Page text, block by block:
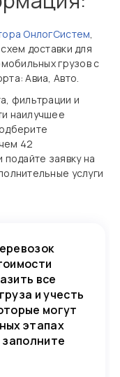
ОнлогСистем,
доставки для
грузов с
Авиа, Авто.
фильтрации и
наилучшее
42
заявку на
услуги
все
и учесть
могут
этапах
заполните